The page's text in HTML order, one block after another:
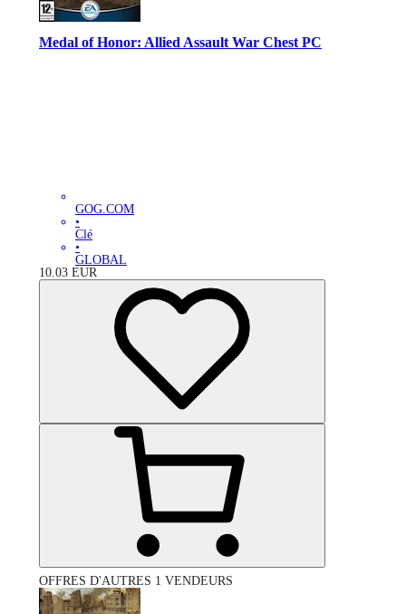
Medal of Honor: Allied Assault War Chest PC
GOG.COM
•
Clé
•
GLOBAL
10.03 EUR
OFFRES D'AUTRES 1 VENDEURS